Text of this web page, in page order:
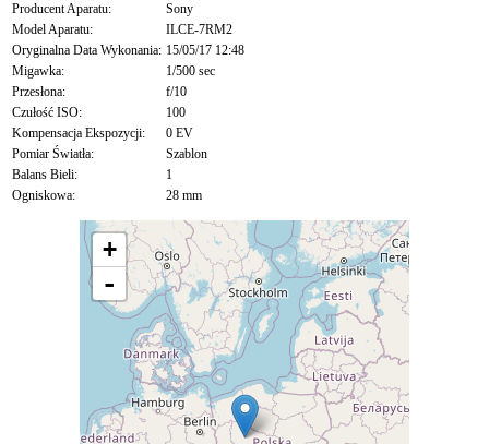
Producent Aparatu:
Sony
Model Aparatu:
ILCE-7RM2
Oryginalna Data Wykonania: 15/05/17 12:48
Migawka:
1/500 sec
Przesłona:
f/10
Czułość ISO:
100
Kompensacja Ekspozycji:
0 EV
Pomiar Światła:
Szablon
Balans Bieli:
1
Ogniskowa:
28 mm
+
-